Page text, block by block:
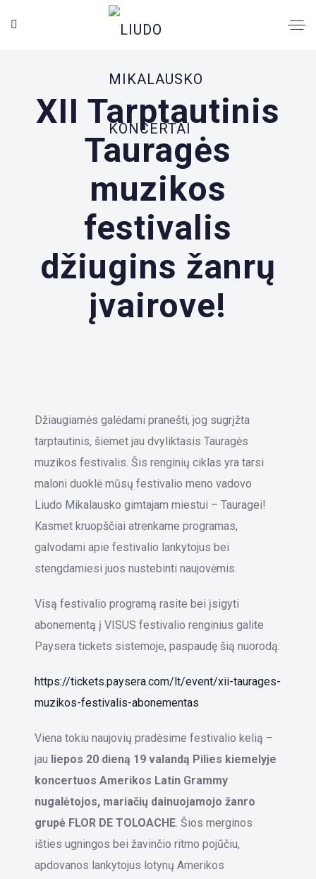
XII Tarptautinis
Tauragės
muzikos
festivalis
džiugins žanrų
įvairove!
Džiaugiamės galėdami pranešti, jog sugrįžta
tarptautinis, šiemet jau dvyliktasis Tauragės
muzikos festivalis. Šis renginių ciklas yra tarsi
maloni duoklė mūsų festivalio meno vadovo
Liudo Mikalausko gimtajam miestui – Tauragei!
Kasmet kruopščiai atrenkame programas,
galvodami apie festivalio lankytojus bei
stengdamiesi juos nustebinti naujovėmis.
Visą festivalio programą rasite bei įsigyti
abonementą į VISUS festivalio renginius galite
Paysera tickets sistemoje, paspaudę šią nuorodą:
https://tickets.paysera.com/lt/event/xii-taurages-
muzikos-festivalis-abonementas
Viena tokiu naujovių pradėsime festivalio kelią –
jau liepos 20 dieną 19 valandą Pilies kiemelyje
koncertuos Amerikos Latin Grammy
nugalėtojos, mariačių dainuojamojo žanro
grupė FLOR DE TOLOACHE. Šios merginos
išties ugningos bei žavinčio ritmo pojūčiu,
apdovanos lankytojus lotynų Amerikos